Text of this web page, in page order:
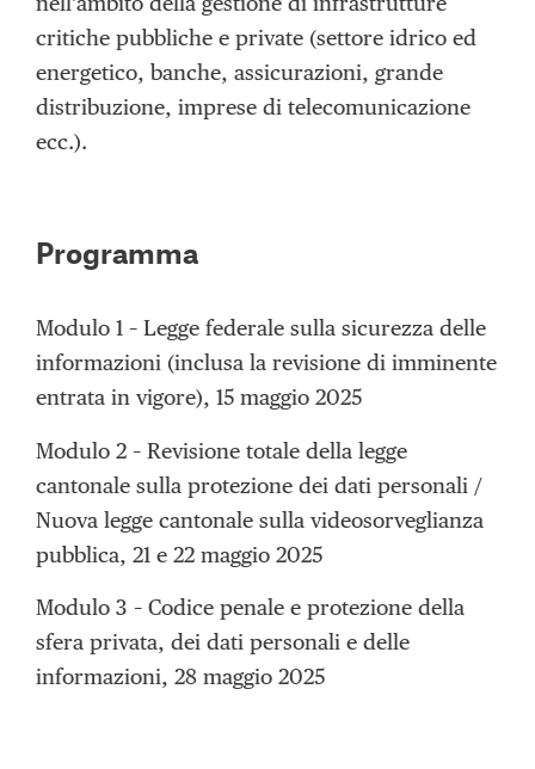
critiche pubbliche e private (settore idrico ed
energetico, banche, assicurazioni, grande
distribuzione, imprese di telecomunicazione
ecc.).
Programma
Modulo 1 – Legge federale sulla sicurezza delle
informazioni (inclusa la revisione di imminente
entrata in vigore), 15 maggio 2025
Modulo 2 – Revisione totale della legge
cantonale sulla protezione dei dati personali /
Nuova legge cantonale sulla videosorveglianza
pubblica, 21 e 22 maggio 2025
Modulo 3 – Codice penale e protezione della
sfera privata, dei dati personali e delle
informazioni, 28 maggio 2025